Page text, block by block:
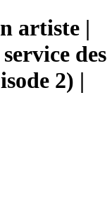
artiste |
des
2) |